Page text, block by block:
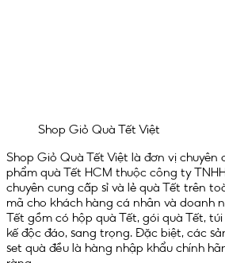
Shop Giỏ Quà Tết Việt
Shop Giỏ Quà Tết Việt là đơn vị chuyên
phẩm quà Tết HCM thuộc công ty
chuyên cung cấp sỉ và lẻ quà Tết trên
mã cho khách hàng cá nhân và doanh
Tết gồm có hộp quà Tết, gói quà Tết,
kế độc đáo, sang trọng. Đặc biệt, các
set quà đều là hàng nhập khẩu chính